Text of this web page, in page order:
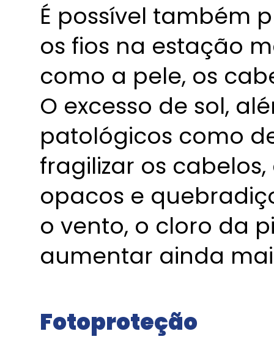
É possível também
os fios na estação
como a pele, os
O excesso de sol,
patológicos como
fragilizar os
opacos e
o vento, o cloro da
aumentar ainda
Fotoproteção